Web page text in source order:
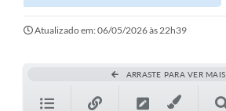
Atualizado em: 06/05/2026 às 22h39
ARRASTE PARA VER MAIS